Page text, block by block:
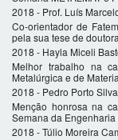
2018 - Prof. Luís
Co-orientador de
pela sua tese de
2018 - Hayla Miceli
Melhor trabalho na
Metalúrgica e de
2018 - Pedro Porto
Menção honrosa na
Semana da
2018 - Túlio Moreira